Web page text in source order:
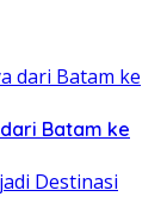
Batam ke